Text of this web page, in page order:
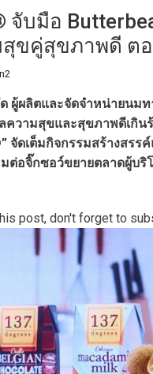
จับมือ
ขคู่สุขภาพดี ต
ผู้ผลิตและจัดจำหน่ายนม
ความสุขและสุขภาพดีเกิ
จัดเต็มกิจกรรมสร้างสร
มต่อจิ๊กซอว์ขยายตลาดผู้
post, don't forget to